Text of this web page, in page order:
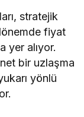
stratejik
fiyat
yer alıyor.
bir uzlaşma
yönlü